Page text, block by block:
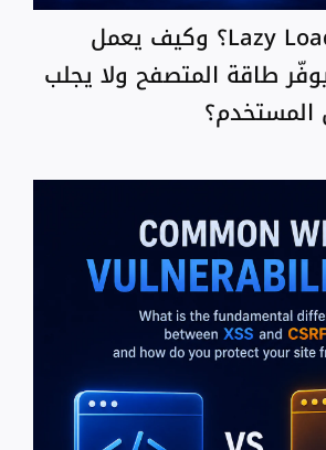
ما هو الـ Lazy Loading؟ وكيف يعمل
طاقة المتصفح ولا يجلب
المستخدم؟